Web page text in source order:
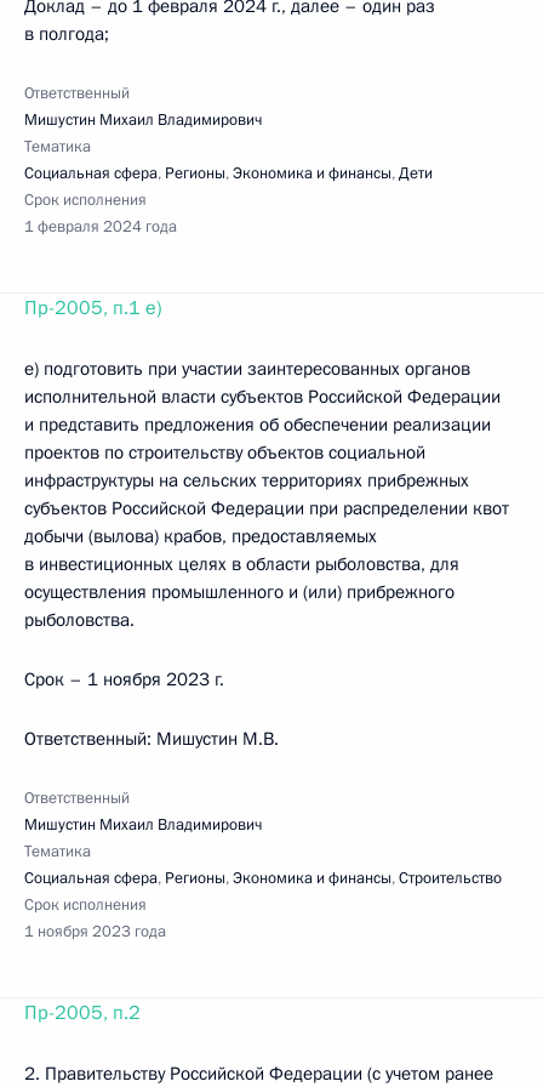
Доклад – до 1 февраля 2024 г., далее – один раз
в полгода;
Ответственный
Мишустин Михаил Владимирович
Тематика
Социальная сфера, Регионы,Экономика и финансы,Дети
Срок исполнения
1 февраля 2024 года
Пр-2005, п.1 е)
е) подготовить при участии заинтересованных органов
исполнительной власти субъектов Российской Федерации
и представить предложения об обеспечении реализации
проектов по строительству объектов социальной
инфраструктуры на сельских территориях прибрежных
субъектов Российской Федерации при распределении квот
добычи (вылова) крабов, предоставляемых
в инвестиционных целях в области рыболовства, для
осуществления промышленного и (или) прибрежного
рыболовства.
Срок – 1 ноября 2023 г.
Ответственный: Мишустин М.В.
Ответственный
Мишустин Михаил Владимирович
Тематика
Социальная сфера, Регионы,Экономика и финансы,Строительство
Срок исполнения
1 ноября 2023 года
Пр-2005, п.2
2. Правительству Российской Федерации (с учетом ранее